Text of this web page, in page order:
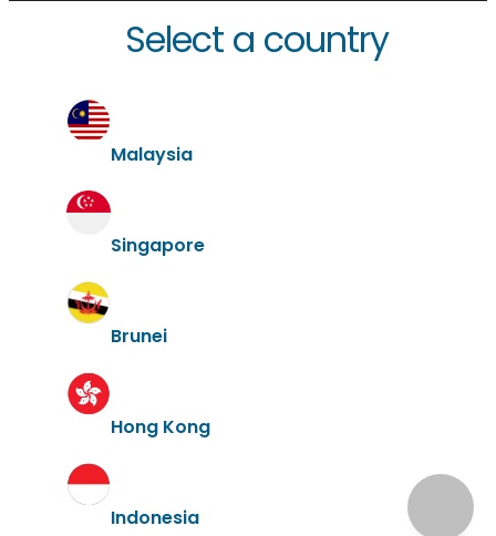
Select a country
Malaysia
Singapore
Brunei
Hong Kong
Indonesia